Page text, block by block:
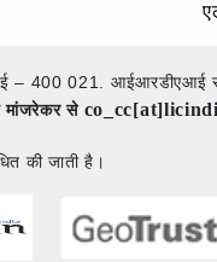
– 400 021. आईआरडीएआई
मांजरेकर से
की जाती है।